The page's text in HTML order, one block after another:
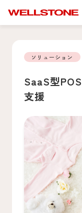
ソリューション
SaaS型
支援